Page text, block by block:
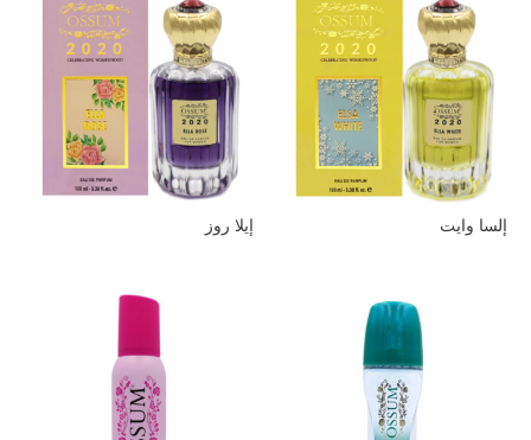
إلسا وايت إيلا روز